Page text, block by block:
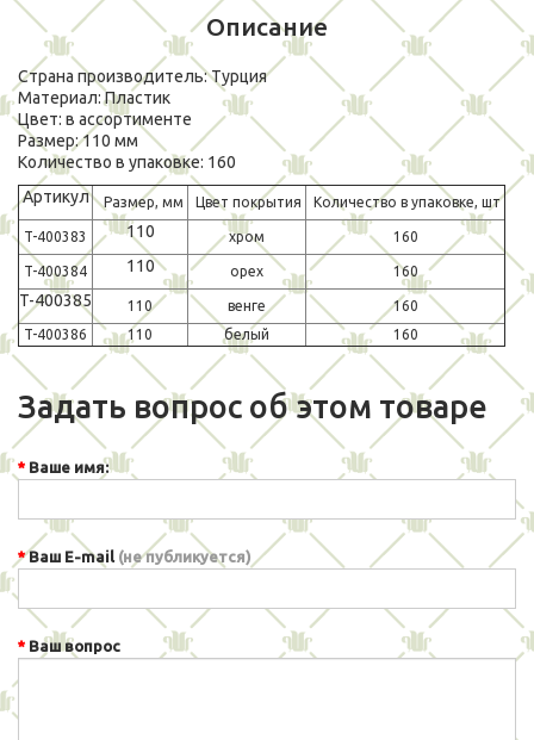
Описание
Страна производитель: Турция
Материал: Пластик
Цвет: в ассортименте
Размер: 110 мм
Количество в упаковке: 160
Артикул Размер, мм Цвет покрытия Количество в упаковке, шт
T-400383 110 хром 160
T-400384 110 орех 160
T-400385 110 венге
160
T-400386
110 белый 160
Задать вопрос об этом товаре
Ваше имя:
Ваш E-mail (не публикуется)
Ваш вопрос